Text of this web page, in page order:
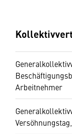
Arbeitnehmer